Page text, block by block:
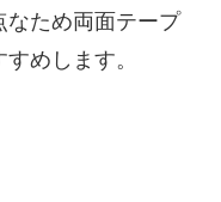
ため両面テープ
めします。